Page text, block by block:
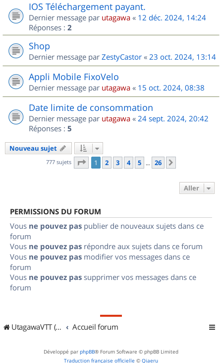
IOS Téléchargement payant.
Dernier message par utagawa « 12 déc. 2024, 14:24
Réponses : 2
Shop
Dernier message par ZestyCastor « 23 oct. 2024, 13:14
Appli Mobile FixoVelo
Dernier message par utagawa « 15 oct. 2024, 08:38
Date limite de consommation
Dernier message par utagawa « 24 sept. 2024, 20:42
Réponses : 5
Nouveau sujet
777 sujets Page 1sur
1 2 3 4 5 … 26
Aller
PERMISSIONS DU FORUM
Vous ne pouvez pas publier de nouveaux sujets dans ce
forum
Vous ne pouvez pas répondre aux sujets dans ce forum
Vous ne pouvez pas modifier vos messages dans ce
forum
Vous ne pouvez pas supprimer vos messages dans ce
forum
UtagawaVTT (Randos VTT et VTTAE avec traces GPS) Accueil forum
Développé par phpBB® Forum Software © phpBB Limited
Traduction française officielle © Qiaeru